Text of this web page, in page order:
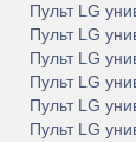
Пульт LG
Пульт LG
Пульт LG
Пульт LG
Пульт LG
Пульт LG